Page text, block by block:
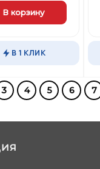
В корзину
В 1 КЛИК
3 4 5 6 7